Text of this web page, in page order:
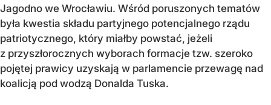
Jagodno we Wrocławiu. Wśród poruszonych tematów
była kwestia składu partyjnego potencjalnego rządu
patriotycznego, który miałby powstać, jeżeli
z przyszłorocznych wyborach formacje tzw. szeroko
pojętej prawicy uzyskają w parlamencie przewagę nad
koalicją pod wodzą Donalda Tuska.